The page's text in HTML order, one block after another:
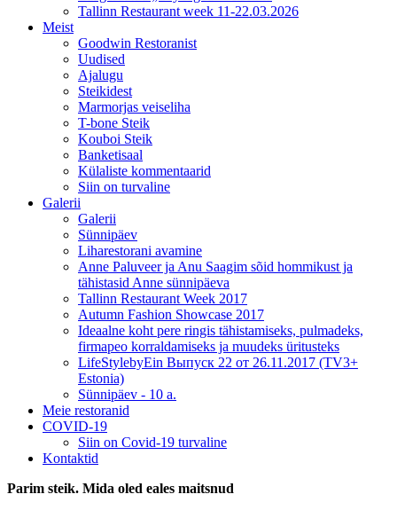
Tallinn Restaurant week 11-22.03.2026
Meist
Goodwin Restoranist
Uudised
Ajalugu
Steikidest
Marmorjas veiseliha
T-bone Steik
Kouboi Steik
Banketisaal
Külaliste kommentaarid
Siin on turvaline
Galerii
Galerii
Sünnipäev
Liharestorani avamine
Anne Paluveer ja Anu Saagim sõid hommikust ja
tähistasid Anne sünnipäeva
Tallinn Restaurant Week 2017
Autumn Fashion Showcase 2017
Ideaalne koht pere ringis tähistamiseks, pulmadeks,
firmapeo korraldamiseks ja muudeks üritusteks
LifeStylebyEin Выпуск 22 от 26.11.2017 (TV3+
Estonia)
Sünnipäev - 10 a.
Meie restoranid
COVID-19
Siin on Covid-19 turvaline
Kontaktid
Parim steik. Mida oled eales maitsnud